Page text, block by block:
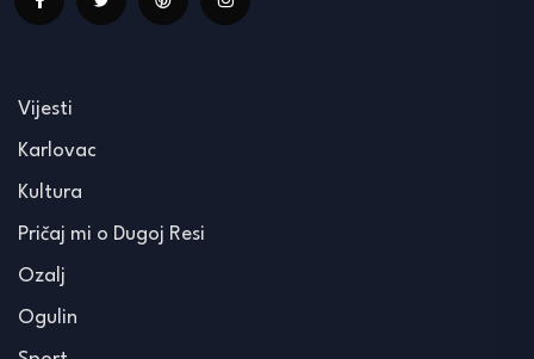
Vijesti
Karlovac
Kultura
Pričaj mi o Dugoj Resi
Ozalj
Ogulin